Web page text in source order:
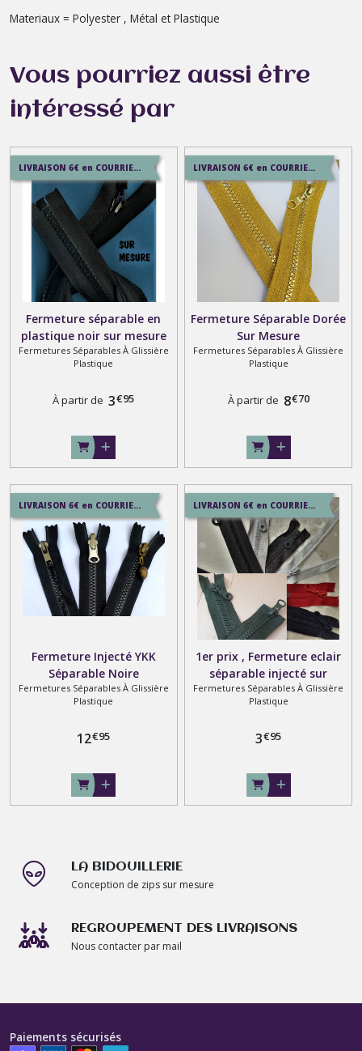
Materiaux = Polyester , Métal et Plastique
Vous pourriez aussi être
intéressé par
LIVRAISON 6€ en COURRIER SUIVI , 8.5€ en SERVICE+ , 12.9€ en COLISSIMO
Fermeture séparable en
plastique noir sur mesure
jusqu'à 85 cm
Fermetures Séparables À Glissière
Plastique
À partir de 3€95
LIVRAISON 6€ en COURRIER SUIVI , 8.5€ en SERVICE+ , 12.9€ en COLISSIMO
Fermeture Séparable Dorée
Sur Mesure
Fermetures Séparables À Glissière
Plastique
À partir de 8€70
LIVRAISON 6€ en COURRIER SUIVI , 8.5€ en SERVICE+ , 12.9€ en COLISSIMO
Fermeture Injecté YKK
Séparable Noire
Personnalisable et Sur
Mesure jusqu'à 80 cm
Fermetures Séparables À Glissière
Plastique
12€95
LIVRAISON 6€ en COURRIER SUIVI , 8.5€ en SERVICE+ , 12.9€ en COLISSIMO
1er prix , Fermeture eclair
séparable injecté sur
mesure 75 cm maxi en noir ,
gris , blanc , rouge , kaki et
Fermetures Séparables À Glissière
Plastique
3€95
LA BIDOUILLERIE
Conception de zips sur mesure
REGROUPEMENT DES LIVRAISONS
Nous contacter par mail
Paiements sécurisés